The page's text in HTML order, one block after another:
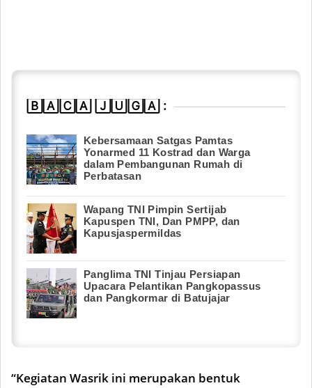
🄱🄰🄲🄰 🄹🅄🄶🄰 :
Kebersamaan Satgas Pamtas
Yonarmed 11 Kostrad dan Warga
dalam Pembangunan Rumah di
Perbatasan
Wapang TNI Pimpin Sertijab
Kapuspen TNI, Dan PMPP, dan
Kapusjaspermildas
Panglima TNI Tinjau Persiapan
Upacara Pelantikan Pangkopassus
dan Pangkormar di Batujajar
“Kegiatan Wasrik ini merupakan bentuk